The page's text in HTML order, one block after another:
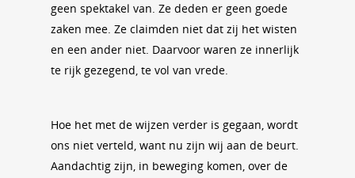
geen spektakel van. Ze deden er geen goede
zaken mee. Ze claimden niet dat zij het wisten
en een ander niet. Daarvoor waren ze innerlijk
te rijk gezegend, te vol van vrede.
Hoe het met de wijzen verder is gegaan, wordt
ons niet verteld, want nu zijn wij aan de beurt.
Aandachtig zijn, in beweging komen, over de